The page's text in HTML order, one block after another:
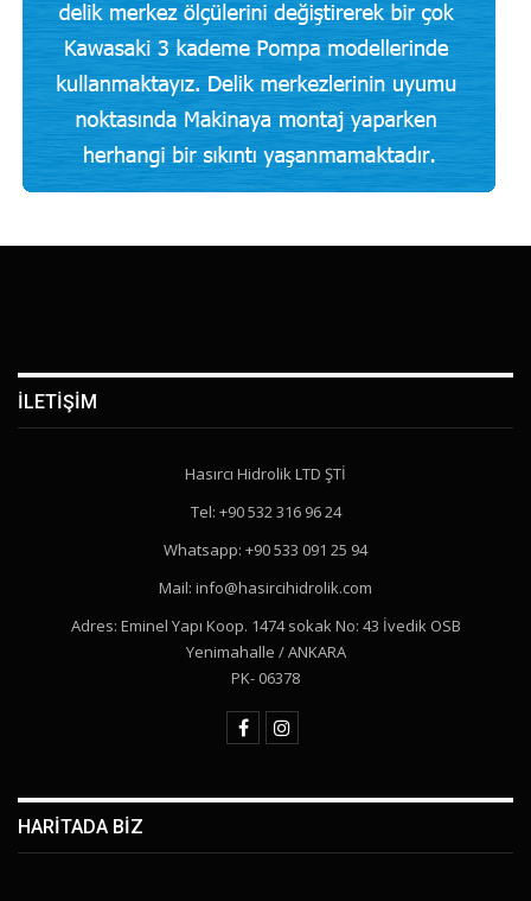
İLETIŞIM
Hasırcı Hidrolik LTD ŞTİ
Tel: +90 532 316 96 24
Whatsapp: +90 533 091 25 94
Mail: info@hasircihidrolik.com
Adres: Eminel Yapı Koop. 1474 sokak No: 43 İvedik OSB
Yenimahalle / ANKARA
PK- 06378
HARİTADA BİZ